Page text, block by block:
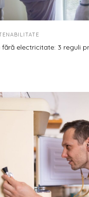
electricitate: 3 reguli